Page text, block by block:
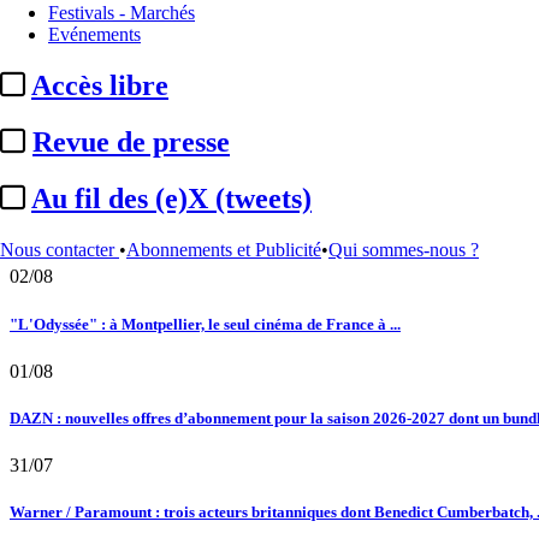
Festivals - Marchés
Evénements
Accès libre
Revue de presse
Au fil des (e)X (tweets)
Nous contacter •Abonnements et Publicité•Qui sommes-nous ?
25/05/2023
EssentielArcom :hausse de 36 % en 5 ans du nombre de mineurs ...
Le fil actu
02/08
Au fil des (e)X (tweets) : Kavinsky, hommage, argentique, 4K, Clooney,
02/08
02/08
"L'Odyssée" : à Montpellier, le seul cinéma de France à ...
01/08
DAZN : nouvelles offres d’abonnement pour la saison 2026-2027 dont un
31/07
Warner / Paramount : trois acteurs britanniques dont Benedict Cumberbatch,